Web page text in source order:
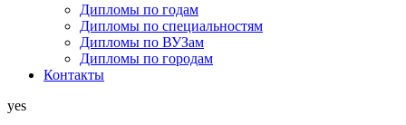
Дипломы по годам
Дипломы по специальностям
Дипломы по ВУЗам
Дипломы по городам
Контакты
yes